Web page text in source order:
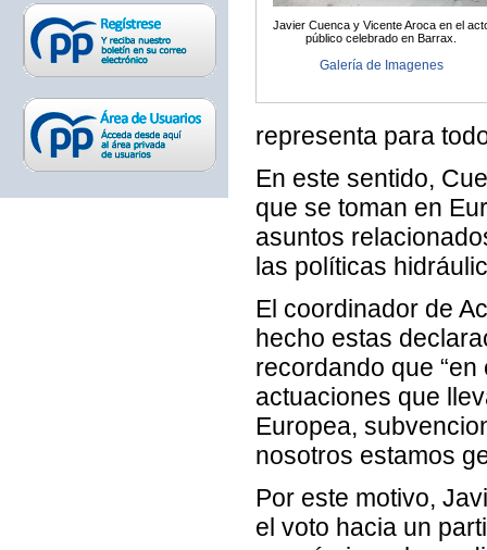
Javier Cuenca y Vicente Aroca en el
público celebrado en Barrax.
Galería de Imagenes
representa para
En este sentido,
que se toman en
asuntos
las políticas
El coordinador de
hecho estas
recordando que
actuaciones que
Europea,
nosotros estamos
Por este motivo,
el voto hacia un